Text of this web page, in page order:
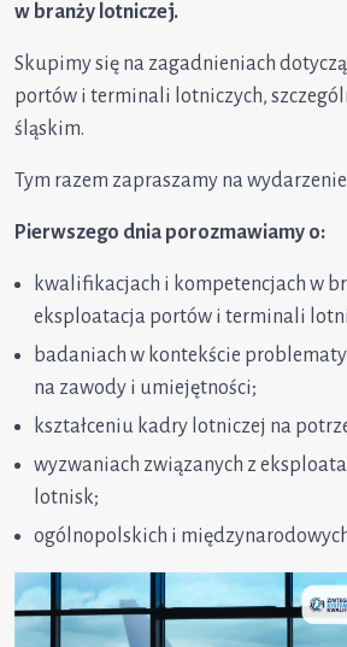
w branży lotniczej.
Skupimy się na zagadnieniach
portów i terminali lotniczych,
śląskim.
Tym razem zapraszamy na
Pierwszego dnia porozmawiamy o:
kwalifikacjach i kompetencjach w
eksploatacja portów i terminali
badaniach w kontekście
na zawody i umiejętności;
kształceniu kadry lotniczej na
wyzwaniach związanych z
lotnisk;
ogólnopolskich i